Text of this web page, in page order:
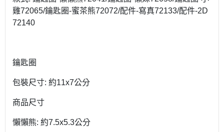
雞72065/鑰匙圈-蜜茶熊72072/配件-寫真72133/配件-2D
72140
鑰匙圈
包裝尺寸: 約11x7公分
商品尺寸
懶懶熊: 約7.5x5.3公分